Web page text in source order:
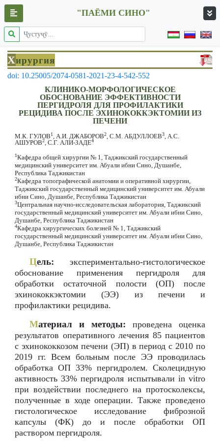
"ПАЁМИ СИНО"
Хирургия
doi: 10.25005/2074-0581-2021-23-4-542-552
КЛИНИКО-МОРФОЛОГИЧЕСКОЕ
ОБОСНОВАНИЕ ЭФФЕКТИВНОСТИ
ПЕРГИДРОЛЯ ДЛЯ ПРОФИЛАКТИКИ
РЕЦИДИВА ПОСЛЕ ЭХИНОКОККЭКТОМИИ ИЗ
ПЕЧЕНИ
М.К. ГУЛОВ1, А.И. ДЖАБОРОВ2, С.М. АБДУЛЛОЕВ3, А.С.
АШУРОВ2, С.Г. АЛИ-ЗАДЕ4
1Кафедра общей хирургии № 1, Таджикский государственный
медицинский университет им. Абуали ибни Сино, Душанбе,
Республика Таджикистан
2Кафедра топографической анатомии и оперативной хирургии,
Таджикский государственный медицинский университет им. Абуали
ибни Сино, Душанбе, Республика Таджикистан
3Центральная научно-исследовательская лаборатория, Таджикский
государственный медицинский университет им. Абуали ибни Сино,
Душанбе, Республика Таджикистан
4Кафедра хирургических болезней № 1, Таджикский
государственный медицинский университет им. Абуали ибни Сино,
Душанбе, Республика Таджикистан
Цель: экспериментально-гистологическое
обоснование применения пергидроля для
обработки остаточной полости (ОП) после
эхинококкэктомии (ЭЭ) из печени и
профилактики рецидива.
Материал и методы: проведена оценка
результатов оперативного лечения 85 пациентов
с эхинококкозом печени (ЭП) в период с 2010 по
2019 гг. Всем больным после ЭЭ проводилась
обработка ОП 33% пергидролем. Сколецидную
активность 33% пергидроля испытывали in vitro
при воздействии последнего на протосколексы,
полученные в ходе операции. Также проведено
гистологическое исследование фиброзной
капсулы (ФК) до и после обработки ОП
раствором пергидроля.